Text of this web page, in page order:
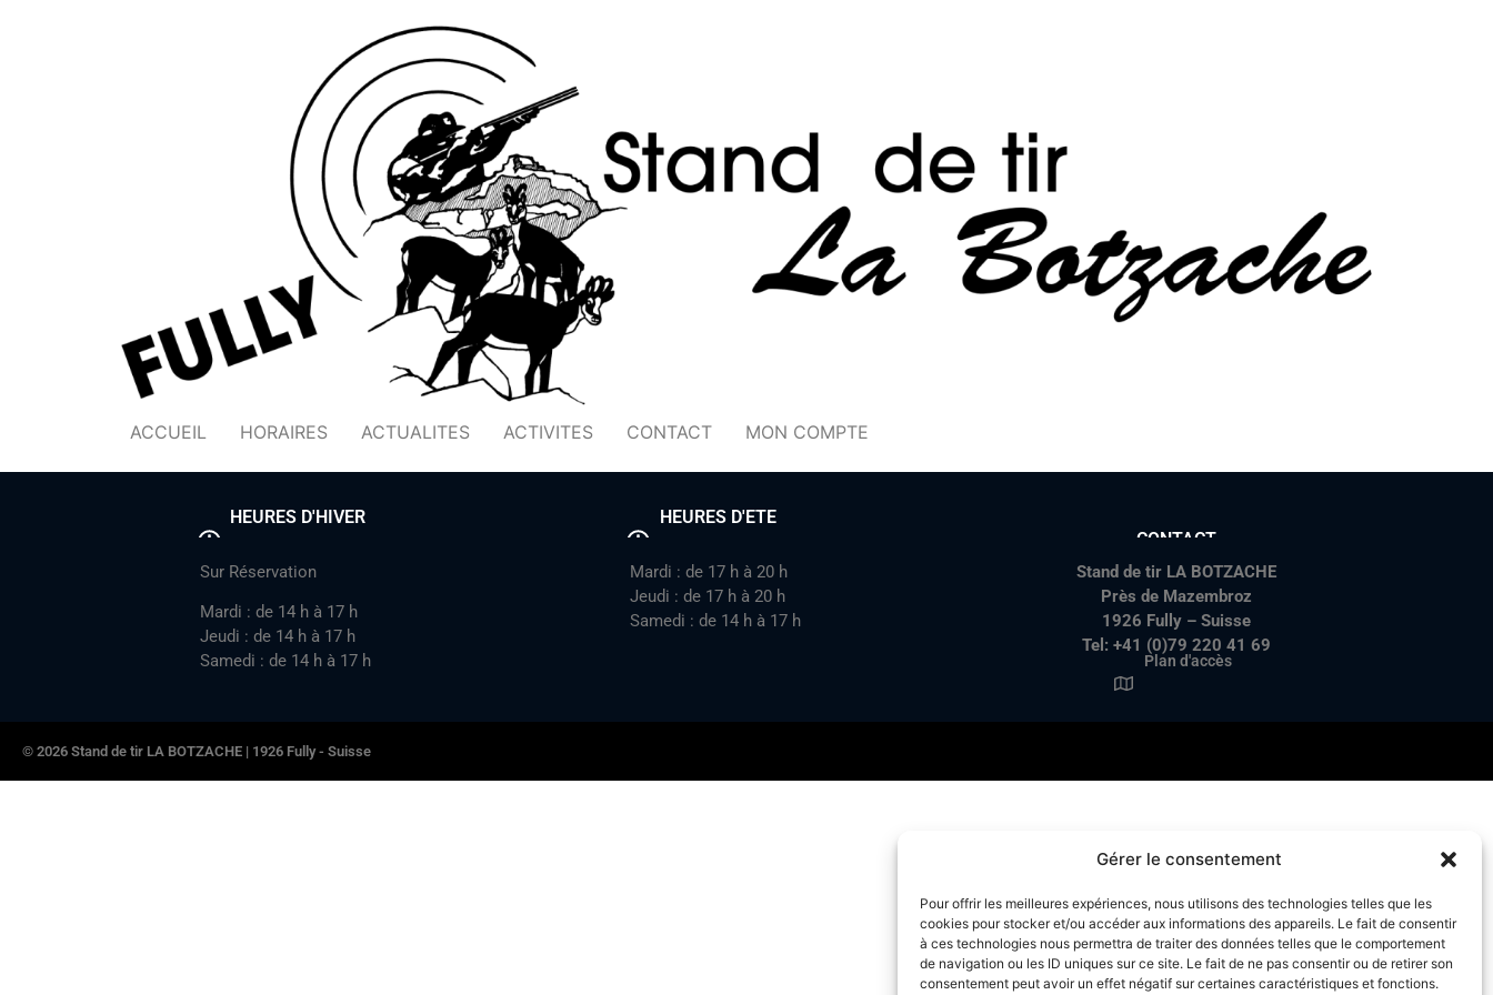
Gérer le consentement
Pour offrir les meilleures expériences, nous utilisons des technologies telles que les
cookies pour stocker et/ou accéder aux informations des appareils. Le fait de consentir
à ces technologies nous permettra de traiter des données telles que le comportement
de navigation ou les ID uniques sur ce site. Le fait de ne pas consentir ou de retirer son
consentement peut avoir un effet négatif sur certaines caractéristiques et fonctions.
ACCUEIL HORAIRES ACTUALITES ACTIVITES CONTACT MON COMPTE
HEURES D'HIVER
HEURES D'ETE
CONTACT
Sur Réservation
Mardi : de 14 h à 17 h
Jeudi : de 14 h à 17 h
Samedi : de 14 h à 17 h
Mardi : de 17 h à 20 h
Jeudi : de 17 h à 20 h
Samedi : de 14 h à 17 h
Stand de tir LA BOTZACHE
Près de Mazembroz
1926 Fully – Suisse
Tel: +41 (0)79 220 41 69
Plan d'accès
© 2026 Stand de tir LA BOTZACHE | 1926 Fully - Suisse